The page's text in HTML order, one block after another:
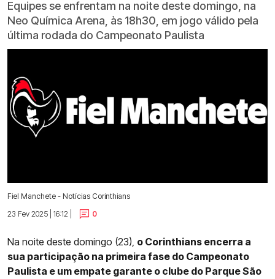
Equipes se enfrentam na noite deste domingo, na
Neo Química Arena, às 18h30, em jogo válido pela
última rodada do Campeonato Paulista
Fiel Manchete - Notícias Corinthians
23 Fev 2025 | 16:12 |
0
Na noite deste domingo (23), o Corinthians encerra a
sua participação na primeira fase do Campeonato
Paulista e um empate garante o clube do Parque São